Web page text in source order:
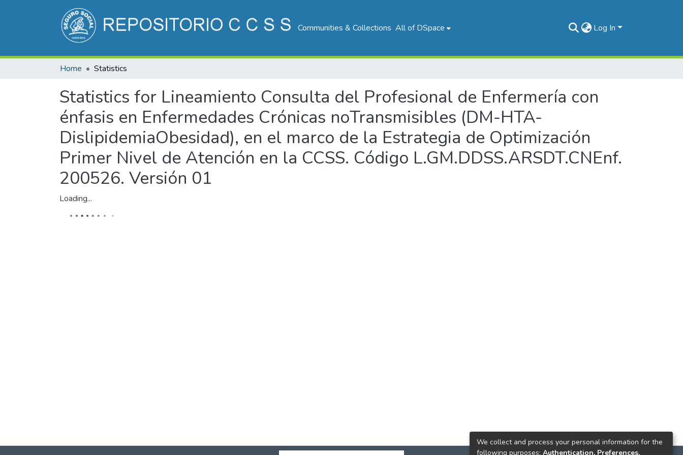
Communities & Collections All of DSpace Log In
Home Statistics
Statistics for Lineamiento Consulta del Profesional de Enfermería con
énfasis en Enfermedades Crónicas noTransmisibles (DM-HTA-
DislipidemiaObesidad), en el marco de la Estrategia de Optimización
Primer Nivel de Atención en la CCSS. Código L.GM.DDSS.ARSDT.CNEnf.
200526. Versión 01
Loading...
We collect and process your personal information for the
following purposes: Authentication, Preferences,